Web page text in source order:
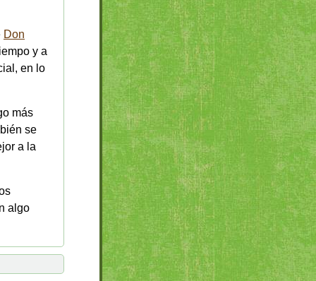
Don
y a
en lo
más
se
a la
algo